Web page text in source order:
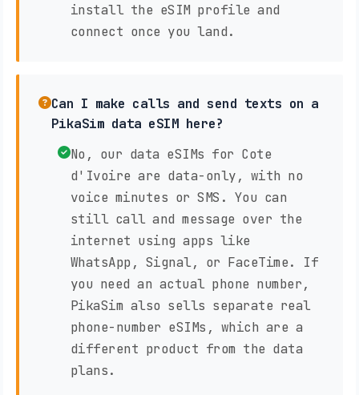
install the eSIM profile and
connect once you land.
Can I make calls and send texts on a
PikaSim data eSIM here?
No, our data eSIMs for Cote
d'Ivoire are data-only, with no
voice minutes or SMS. You can
still call and message over the
internet using apps like
WhatsApp, Signal, or FaceTime. If
you need an actual phone number,
PikaSim also sells separate real
phone-number eSIMs, which are a
different product from the data
plans.